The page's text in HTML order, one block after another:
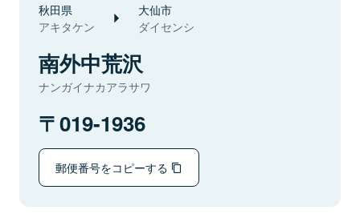
秋田県
アキタケン
大仙市
ダイセンシ
南外中荒沢
ナンガイナカアラサワ
019-1936
郵便番号をコピーする